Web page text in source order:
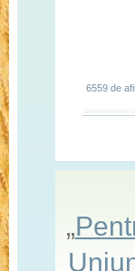
6559 de
„